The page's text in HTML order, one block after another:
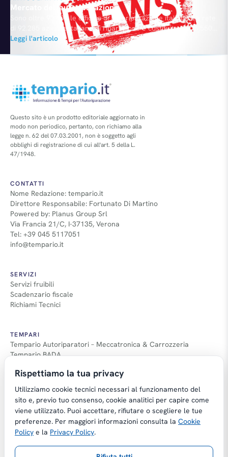
Mercato dell’autoriparazione
Sono oltre 92.000 le officine di autoriparazione italiane. La rete
di 92.285 aziende italiane di riparazione è costituita da 26.550
meccanici, 6.000 elettrauto, 17.700 carrozzieri, 6.500 gommisti,
15.535 filiali, concessionari e officine autorizzate appartenenti
alla rete ufficiale delle case auto e 20.000 stazioni di servizio
Leggi l'articolo
Questo sito è un prodotto editoriale aggiornato in
modo non periodico, pertanto, con richiamo alla
legge n. 62 del 07.03.2001, non è soggetto agli
obblighi di registrazione di cui all'art. 5 della L.
47/1948.
CONTATTI
Nome Redazione: tempario.it
Direttore Responsabile: Fortunato Di Martino
Powered by: Planus Group Srl
Via Francia 21/C, I-37135, Verona
Tel: +39 045 5117051
info@tempario.it
SERVIZI
Servizi fruibili
Scadenzario fiscale
Richiami Tecnici
TEMPARI
Tempario Autoriparatori – Meccatronica & Carrozzeria
Tempario BADA
Guida Applicazione Tempi
Copyright © Tempario.it | Powered by
Planus Group Srl - P.I. IT03584100238
Rispettiamo la tua privacy
Utilizziamo cookie tecnici necessari al funzionamento del
sito e, previo tuo consenso, cookie analitici per capire come
viene utilizzato. Puoi accettare, rifiutare o scegliere le tue
preferenze. Per maggiori informazioni consulta la Cookie
Policy e la Privacy Policy.